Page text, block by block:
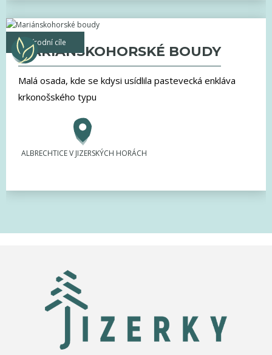
přírodní cíle
MARIÁNSKOHORSKÉ BOUDY
Malá osada, kde se kdysi usídlila pastevecká enkláva
krkonošského typu
ALBRECHTICE V JIZERSKÝCH HORÁCH